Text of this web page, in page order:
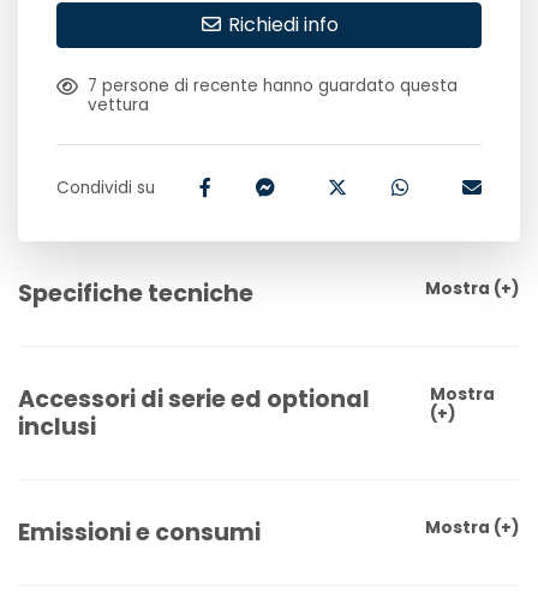
Richiedi info
7 persone di recente hanno guardato questa
vettura
Condividi su
Specifiche tecniche Mostra (+)
Accessori di serie ed optional
inclusi
Mostra
(+)
Emissioni e consumi Mostra (+)